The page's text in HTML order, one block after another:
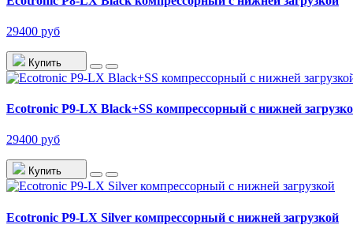
29400 руб
Купить
Ecotronic P9-LX Black+SS компрессорный с нижней
29400 руб
Купить
Ecotronic P9-LX Silver компрессорный с нижней загрузкой